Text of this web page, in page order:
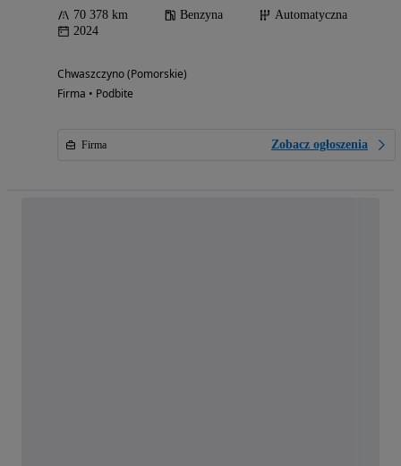
70 378 km Benzyna
Automatyczna
2024
Chwaszczyno (Pomorskie)
Firma • Podbite
Firma Zobacz ogłoszenia